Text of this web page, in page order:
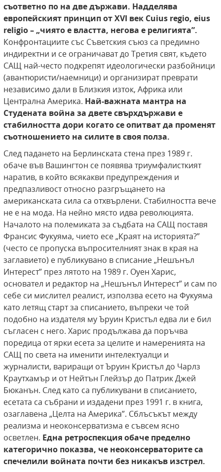
съответно по на две държави. Надделява
европейският принцип от ХVІ век Cuius regio, eius
religio – „чиято е властта, негова е религията”.
Конфронтациите със Съветския съюз са предимно
индиректни и се ограничават до Третия свят, където
САЩ най-често подкрепят идеологически разбойници
(авантюристи/наемници) и организират преврати
независимо дали в Близкия изток, Африка или
Централна Америка. Най-важната мантра на
Студената война за двете свърхдържави е
стабилността дори когато се опитват да променят
съотношението на силите в своя полза.
След падането на Берлинската стена през 1989 г.
обаче във Вашингтон се появява триумфалисткият
наратив, в който всякакви предупреждения и
предпазливост относно разгръщането на
американската сила са отхвърлени. Стабилността вече
не е на мода. На нейно място идва революцията.
Началото на полемиката за съдбата на САЩ поставя
Франсис Фукуяма, чието есе „Краят на историята?”
(често се пропуска въпросителният знак в края на
заглавието) е публикувано в списание „Нешънъл
Интерест” през лятото на 1989 г. Оуен Харис,
основател и редактор на „Нешънъл Интерест” и сам по
себе си мислител реалист, използва есето на Фукуяма
като летящ старт за списанието, въпреки че той
подобно на издателя му Ъруин Кристъл едва ли е бил
съгласен с него. Харис продължава да поръчва
поредица от ярки есета за целите и намеренията на
САЩ по света на именити интелектуалци и
журналисти, вариращи от Ъруин Кристъл до Чарлз
Краутхамър и от Нейтън Глейзър до Патрик Джей
Бюканън. След като са публикувани в списанието,
есетата са събрани и издадени през 1991 г. в книга,
озаглавена „Целта на Америка”. Сблъсъкът между
реализма и неоконсерватизма е съвсем ясно
осветлен. Една ретроспекцияобаче пределно
категорично показва, че неоконсерваторите са
спечелили войната почти без никакъв изстрел.